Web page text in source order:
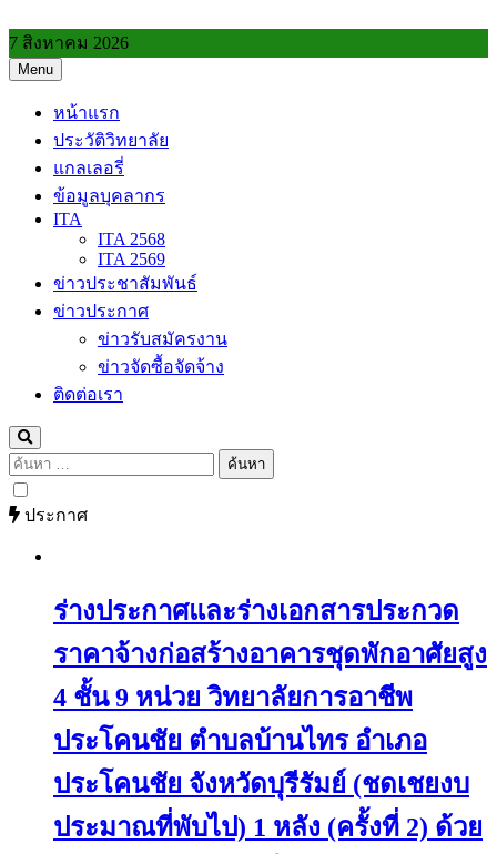
to
content
7 สิงหาคม 2026
Menu
หน้าแรก
ประวัติวิทยาลัย
แกลเลอรี่
ข้อมูลบุคลากร
ITA
ITA 2568
ITA 2569
ข่าวประชาสัมพันธ์
ข่าวประกาศ
ข่าวรับสมัครงาน
ข่าวจัดซื้อจัดจ้าง
ติดต่อเรา
ค้นหา
สำหรับ:
ประกาศ
ร่างประกาศและร่างเอกสารประกวด
ราคาจ้างก่อสร้างอาคารชุดพักอาศัยสูง
4 ชั้น 9 หน่วย วิทยาลัยการอาชีพ
ประโคนชัย ตำบลบ้านไทร อำเภอ
ประโคนชัย จังหวัดบุรีรัมย์ (ชดเชยงบ
ประมาณที่พับไป) 1 หลัง (ครั้งที่ 2) ด้วย